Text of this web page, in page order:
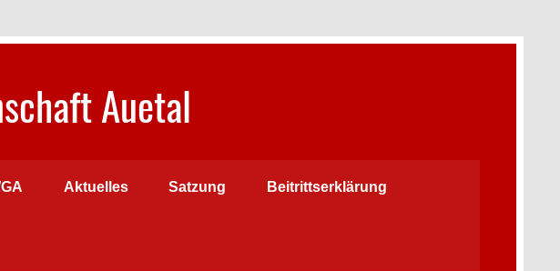
Auetal
Aktuelles Satzung Beitrittserklärung